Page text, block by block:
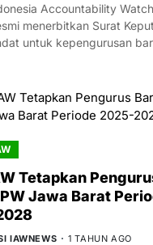
Accountability
menerbitkan Surat
untuk kepengurusan
Tetapkan
Jawa Barat
IAWNEWS 1 TAHUN AGO